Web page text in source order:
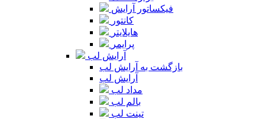
فیکساتور آرایش
کانتور
هایلایتر
پرایمر
آرایش لب
بازگشت به آرایش لب
آرایش لب
مداد لب
بالم لب
تینت لب